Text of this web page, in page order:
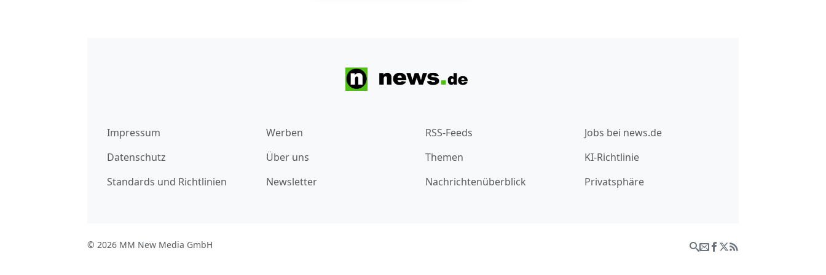
Impressum
Datenschutz
Standards und Richtlinien
Werben
Über uns
Newsletter
RSS-Feeds
Themen
Nachrichtenüberblick
Jobs bei news.de
KI-Richtlinie
Privatsphäre
© 2026 MM New Media GmbH